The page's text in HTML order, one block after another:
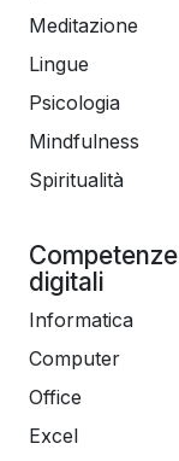
Meditazione
Lingue
Psicologia
Mindfulness
Spiritualità
Competenze
digitali
Informatica
Computer
Office
Excel